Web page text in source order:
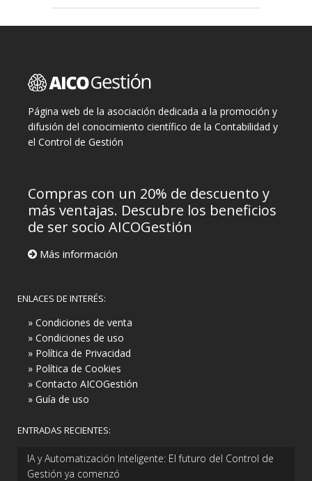
Página web de la asociación dedicada a la promoción y
difusión del conocimiento científico de la Contabilidad y
el Control de Gestión
Compras con un 20% de descuento y
más ventajas. Descubre los beneficios
de ser socio AICOGestión
Más información
ENLACES DE INTERÉS:
» Condiciones de venta
» Condiciones de uso
» Política de Privacidad
» Política de Cookies
» Contacto AICOGestión
» Guía de uso
ENTRADAS RECIENTES:
IA y Automatización Inteligente: El futuro del Control de
Gestión ya comenzó